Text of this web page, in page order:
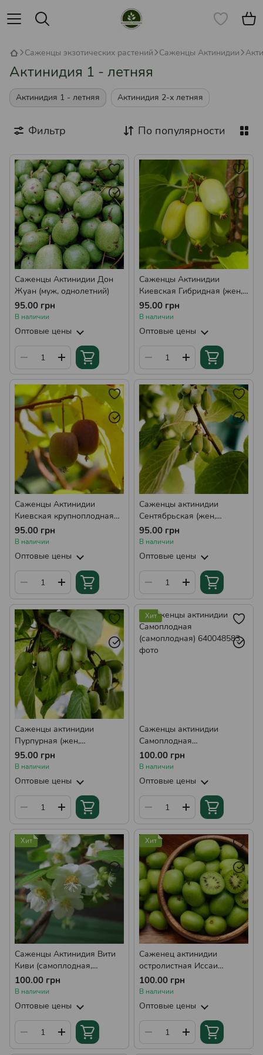
Саженцы экзотических растений Саженцы Актинидии
Актинидия 1 - летняя
Актинидия 1 - летняя Актинидия 2-х летняя
Фильтр По популярности
Саженцы Актинидии Дон
Жуан (муж, однолетний)
95.00 грн
В наличии
Оптовые цены
Саженцы Актинидии
Киевская Гибридная (жен,
однолетний)
95.00 грн
В наличии
Оптовые цены
Саженцы Актинидии
Киевская крупноплодная
(жен, однолетний)
95.00 грн
В наличии
Оптовые цены
Саженцы актинидии
Сентябрьская (жен,
однолетний)
95.00 грн
В наличии
Оптовые цены
Саженцы актинидии
Пурпурная (жен,
однолетний)
95.00 грн
В наличии
Оптовые цены
Хит
Саженцы актинидии
Самоплодная
(самоплодная)
100.00 грн
В наличии
Оптовые цены
Хит
Саженцы Актинидия Вити
Киви (самоплодная,
однолетняя)
100.00 грн
В наличии
Оптовые цены
Хит
Саженец актинидии
остролистная Иссаи
(самоплодная, однолетняя)
100.00 грн
В наличии
Оптовые цены